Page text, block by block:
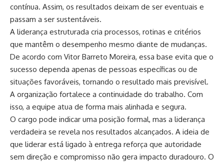
contínua. Assim, os resultados deixam de ser eventuais e
passam a ser sustentáveis.
A liderança estruturada cria processos, rotinas e critérios
que mantêm o desempenho mesmo diante de mudanças.
De acordo com Vitor Barreto Moreira, essa base evita que o
sucesso dependa apenas de pessoas específicas ou de
situações favoráveis, tornando o resultado mais previsível.
A organização fortalece a continuidade do trabalho. Com
isso, a equipe atua de forma mais alinhada e segura.
O cargo pode indicar uma posição formal, mas a liderança
verdadeira se revela nos resultados alcançados. A ideia de
que liderar está ligado à entrega reforça que autoridade
sem direção e compromisso não gera impacto duradouro. O